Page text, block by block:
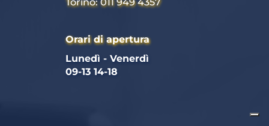
Orari di apertura
Lunedì - Venerdì
09-13 14-18